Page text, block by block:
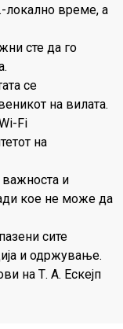
локално време, а
сте да го
се
на вилата.
Fi
на
важноста и
кое не може да
сите
и одржување.
на Т. А. Ескејп